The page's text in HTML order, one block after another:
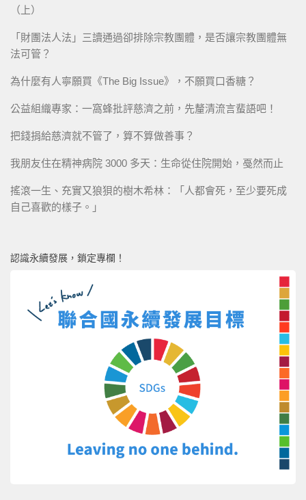
（上）
「財團法人法」三讀通過卻排除宗教團體，是否讓宗教團體無
法可管？
為什麼有人寧願買《The Big Issue》，不願買口香糖？
公益組織專家：一窩蜂批評慈濟之前，先釐清流言蜚語吧！
把錢捐給慈濟就不管了，算不算做善事？
我朋友住在精神病院 3000 多天：生命從住院開始，戞然而止
搖滾一生、充實又狼狽的樹木希林：「人都會死，至少要死成
自己喜歡的樣子。」
認識永續發展，鎖定專欄！